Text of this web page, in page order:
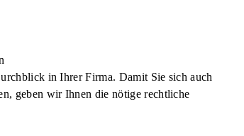
in Ihrer Firma. Damit Sie sich auch
geben wir Ihnen die nötige rechtliche